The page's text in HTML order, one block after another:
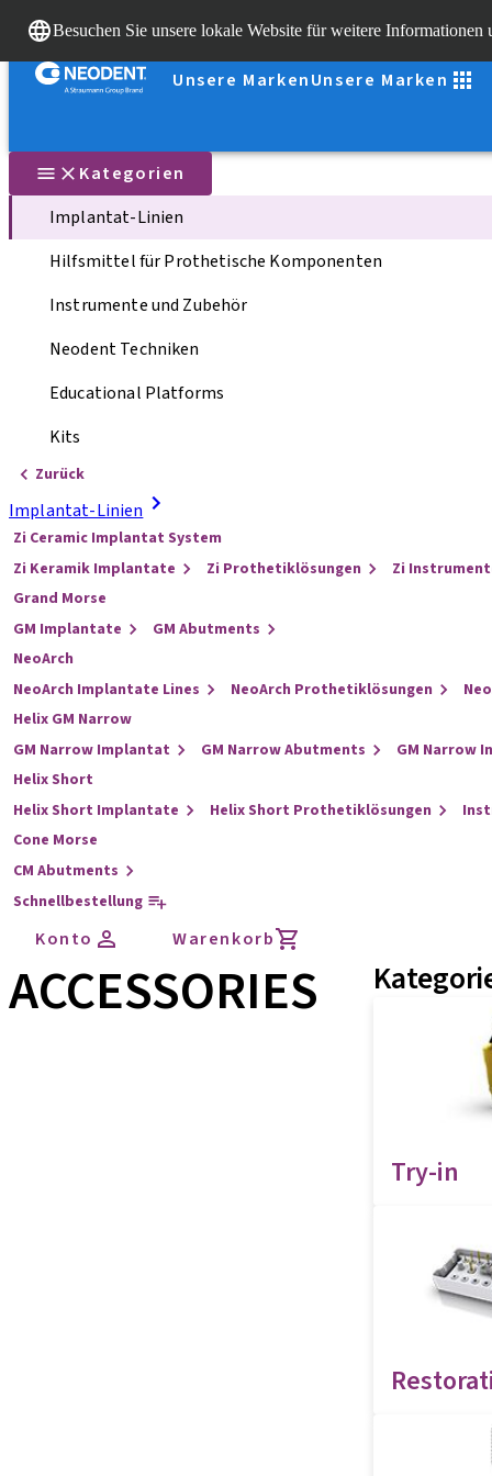
Besuchen Sie unsere lokale Website für weitere
Unsere MarkenUnsere Marken
Kategorien
Implantat-Linien
Hilfsmittel für Prothetische Komponenten
Instrumente und Zubehör
Neodent Techniken
Educational Platforms
Kits
Zurück
Implantat-Linien
Zi Ceramic Implantat System
Zi Keramik Implantate
Zi Prothetiklösungen
Zi
Grand Morse
GM Implantate
GM Abutments
NeoArch
NeoArch Implantate Lines
NeoArch Prothetiklösungen
Helix GM Narrow
GM Narrow Implantat
GM Narrow Abutments
GM Narrow
Helix Short
Helix Short Implantate
Helix Short Prothetiklösungen
Cone Morse
CM Abutments
Schnellbestellung
Konto Warenkorb
ACCESSORIES
Try-in